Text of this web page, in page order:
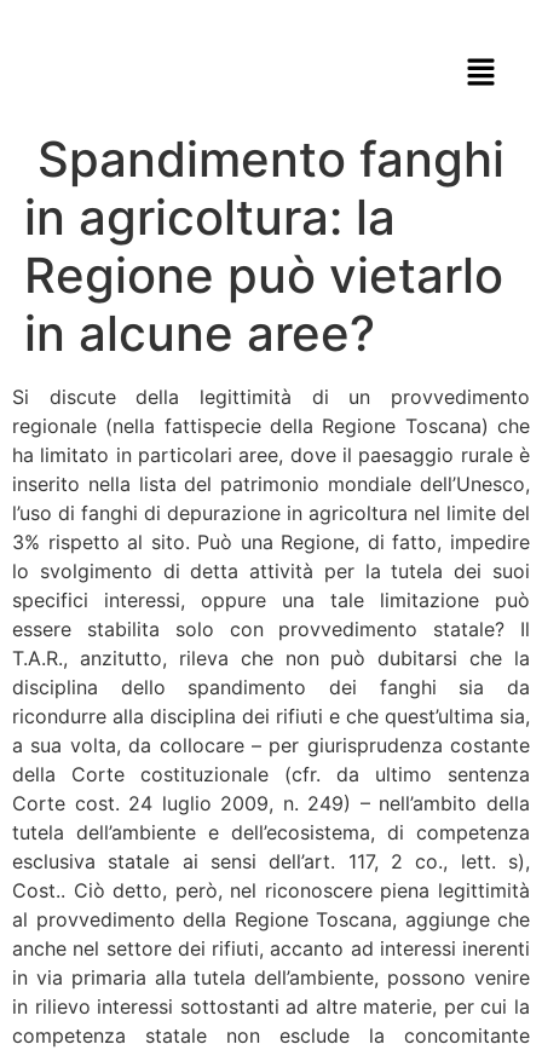
Spandimento fanghi
in agricoltura: la
Regione può vietarlo
in alcune aree?
Si discute della legittimità di un provvedimento
regionale (nella fattispecie della Regione Toscana) che
ha limitato in particolari aree, dove il paesaggio rurale è
inserito nella lista del patrimonio mondiale dell’Unesco,
l’uso di fanghi di depurazione in agricoltura nel limite del
3% rispetto al sito. Può una Regione, di fatto, impedire
lo svolgimento di detta attività per la tutela dei suoi
specifici interessi, oppure una tale limitazione può
essere stabilita solo con provvedimento statale? Il
T.A.R., anzitutto, rileva che non può dubitarsi che la
disciplina dello spandimento dei fanghi sia da
ricondurre alla disciplina dei rifiuti e che quest’ultima sia,
a sua volta, da collocare – per giurisprudenza costante
della Corte costituzionale (cfr. da ultimo sentenza
Corte cost. 24 luglio 2009, n. 249) – nell’ambito della
tutela dell’ambiente e dell’ecosistema, di competenza
esclusiva statale ai sensi dell’art. 117, 2 co., lett. s),
Cost.. Ciò detto, però, nel riconoscere piena legittimità
al provvedimento della Regione Toscana, aggiunge che
anche nel settore dei rifiuti, accanto ad interessi inerenti
in via primaria alla tutela dell’ambiente, possono venire
in rilievo interessi sottostanti ad altre materie, per cui la
competenza statale non esclude la concomitante